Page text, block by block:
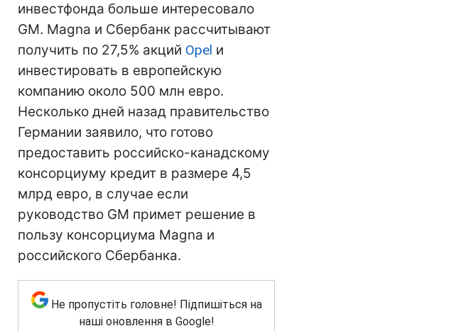
инвестфонда больше интересовало
GM. Magna и Сбербанк рассчитывают
получить по 27,5% акций Opel и
инвестировать в европейскую
компанию около 500 млн евро.
Несколько дней назад правительство
Германии заявило, что готово
предоставить российско-канадскому
консорциуму кредит в размере 4,5
млрд евро, в случае если
руководство GM примет решение в
пользу консорциума Magna и
российского Сбербанка.
Не пропустіть головне! Підпишіться на
наші оновлення в Google!